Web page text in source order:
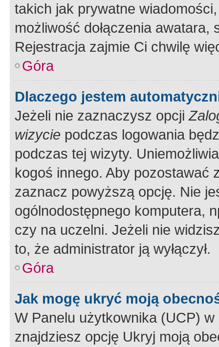
takich jak prywatne
możliwość dołączenia
Rejestracja zajmie Ci chwilę
Góra
Dlaczego jestem
Jeżeli nie zaznaczysz opcji
wizycie podczas logowania
podczas tej wizyty.
kogoś innego. Aby pozostawać
zaznacz powyższą opcję. Nie
ogólnodostępnego komputera,
czy na uczelni. Jeżeli nie
to, że administrator ją wyłączył.
Góra
Jak mogę ukryć moją
W Panelu użytkownika (UCP) w
znajdziesz opcję Ukryj moją